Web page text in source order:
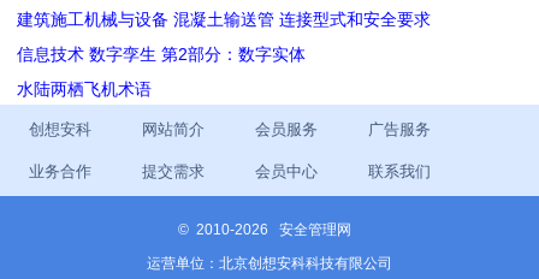
建筑施工机械与设备 混凝土输送管 连接型式和安全要求
信息技术 数字孪生 第2部分：数字实体
水陆两栖飞机术语
创想安科 网站简介 会员服务 广告服务
业务合作 提交需求 会员中心 联系我们
© 2010-2026 安全管理网
运营单位：北京创想安科科技有限公司